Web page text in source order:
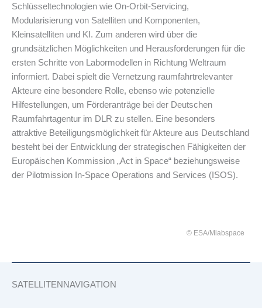
Schlüsseltechnologien wie On-Orbit-Servicing,
Modularisierung von Satelliten und Komponenten,
Kleinsatelliten und KI. Zum anderen wird über die
grundsätzlichen Möglichkeiten und Herausforderungen für die
ersten Schritte von Labormodellen in Richtung Weltraum
informiert. Dabei spielt die Vernetzung raumfahrtrelevanter
Akteure eine besondere Rolle, ebenso wie potenzielle
Hilfestellungen, um Förderanträge bei der Deutschen
Raumfahrtagentur im DLR zu stellen. Eine besonders
attraktive Beteiligungsmöglichkeit für Akteure aus Deutschland
besteht bei der Entwicklung der strategischen Fähigkeiten der
Europäischen Kommission „Act in Space“ beziehungsweise
der Pilotmission In-Space Operations and Services (ISOS).
© ESA/Mlabspace
SATELLITENNAVIGATION